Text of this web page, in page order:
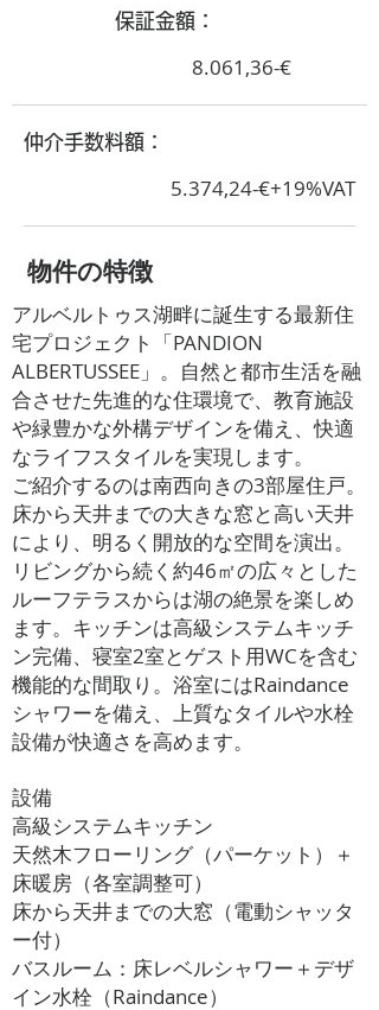
​保証金額：
8.061,36-€
​仲介手数料額：
5.374,24-€+19%VAT
​物件の特徴
アルベルトゥス湖畔に誕生する最新住
宅プロジェクト「PANDION
ALBERTUSSEE」。自然と都市生活を融
合させた先進的な住環境で、教育施設
や緑豊かな外構デザインを備え、快適
なライフスタイルを実現します。
ご紹介するのは南西向きの3部屋住戸。
床から天井までの大きな窓と高い天井
により、明るく開放的な空間を演出。
リビングから続く約46㎡の広々とした
ルーフテラスからは湖の絶景を楽しめ
ます。キッチンは高級システムキッチ
ン完備、寝室2室とゲスト用WCを含む
機能的な間取り。浴室にはRaindance
シャワーを備え、上質なタイルや水栓
設備が快適さを高めます。
設備
高級システムキッチン
天然木フローリング（パーケット）＋
床暖房（各室調整可）
床から天井までの大窓（電動シャッタ
ー付）
バスルーム：床レベルシャワー＋デザ
イン水栓（Raindance）